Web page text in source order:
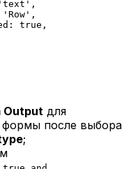
'text' ,
'Row' ,
true ,
Output для
после выбора
;